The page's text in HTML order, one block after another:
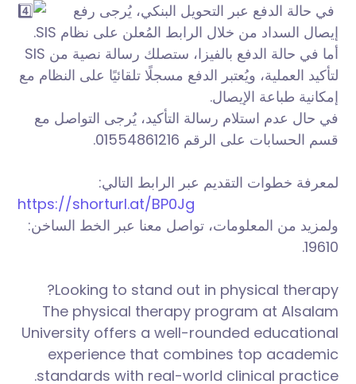
في حالة الدفع عبر التحويل البنكي، يُرجى رفع
إيصال السداد من خلال الرابط المُعلن على نظام SIS.
أما في حالة الدفع بالفيزا، ستصلك رسالة نصية من SIS
لتأكيد العملية، ويُعتبر الدفع مسجلًا تلقائيًا على النظام مع
إمكانية طباعة الإيصال.
في حال عدم استلام رسالة التأكيد، يُرجى التواصل مع
قسم الحسابات على الرقم 01554861216.
لمعرفة خطوات التقديم عبر الرابط التالي:
https://shorturl.at/BP0Jg
ولمزيد من المعلومات، تواصل معنا عبر الخط الساخن:
19610.
Looking to stand out in physical therapy?
The physical therapy program at Alsalam
University offers a well-rounded educational
experience that combines top academic
standards with real-world clinical practice.